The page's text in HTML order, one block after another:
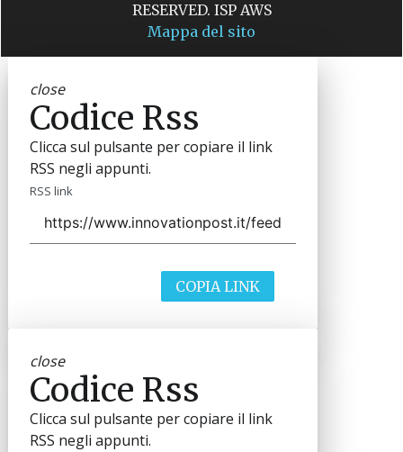
RESERVED. ISP AWS
Mappa del sito
close
Codice Rss
Clicca sul pulsante per copiare il link
RSS negli appunti.
RSS link
COPIA LINK
close
Codice Rss
Clicca sul pulsante per copiare il link
RSS negli appunti.